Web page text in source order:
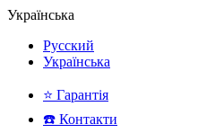
Українська
Русский
Українська
⭐ Гарантія
☎️ Контакти